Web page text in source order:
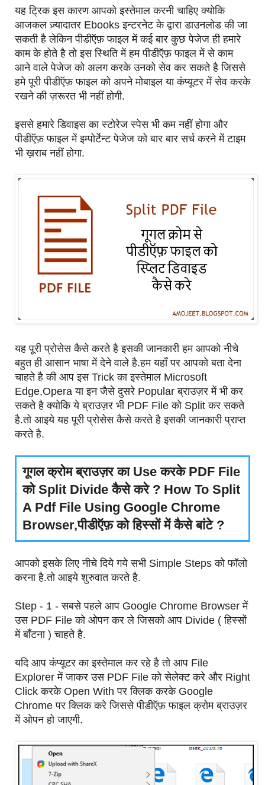
यह ट्रिक इस कारण आपको इस्तेमाल करनी चाहिए क्योकि
आजकल ज़्यादातर Ebooks इन्टरनेट के द्वारा डाउनलोड की जा
सकती है लेकिन पीडीऍफ़ फाइल में कई बार कुछ पेजेज ही हमारे
काम के होते है तो इस स्थिति में हम पीडीऍफ़ फाइल में से काम
आने वाले पेजेज को अलग करके उनको सेव कर सकते है जिससे
हमे पूरी पीडीऍफ़ फाइल को अपने मोबाइल या कंप्यूटर में सेव करके
रखने की ज़रूरत भी नहीं होगी.
इससे हमारे डिवाइस का स्टोरेज स्पेस भी कम नहीं होगा और
पीडीऍफ़ फाइल में इम्पोर्टेन्ट पेजेज को बार बार सर्च करने में टाइम
भी ख़राब नहीं होगा.
यह पूरी प्रोसेस कैसे करते है इसकी जानकारी हम आपको नीचे
बहुत ही आसान भाषा में देने वाले है.हम यहाँ पर आपको बता देना
चाहते है की आप इस Trick का इस्तेमाल Microsoft
Edge,Opera या इन जैसे दुसरे Popular ब्राउज़र में भी कर
सकते है क्योकि ये ब्राउज़र भी PDF File को Split कर सकते
है.तो आइये यह पूरी प्रोसेस कैसे करते है इसकी जानकारी प्राप्त
करते है.
गूगल क्रोम ब्राउज़र का Use करके PDF File
को Split Divide कैसे करे ? How To Split
A Pdf File Using Google Chrome
Browser,पीडीऍफ़ को हिस्सों में कैसे बांटे ?
आपको इसके लिए नीचे दिये गये सभी Simple Steps को फॉलो
करना है.तो आइये शुरुवात करते है.
Step - 1 - सबसे पहले आप Google Chrome Browser में
उस PDF File को ओपन कर ले जिसको आप Divide ( हिस्सों
में बाँटना ) चाहते है.
यदि आप कंप्यूटर का इस्तेमाल कर रहे है तो आप File
Explorer में जाकर उस PDF File को सेलेक्ट करे और Right
Click करके Open With पर क्लिक करके Google
Chrome पर क्लिक करे जिससे पीडीऍफ़ फाइल क्रोम ब्राउज़र
में ओपन हो जाएगी.